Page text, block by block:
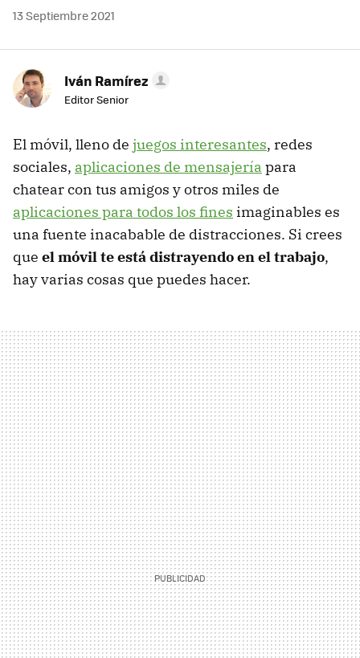
13 Septiembre 2021
Iván Ramírez
Editor Senior
El móvil, lleno de juegos interesantes, redes
sociales, aplicaciones de mensajería para
chatear con tus amigos y otros miles de
aplicaciones para todos los fines imaginables es
una fuente inacabable de distracciones. Si crees
que el móvil te está distrayendo en el trabajo,
hay varias cosas que puedes hacer.